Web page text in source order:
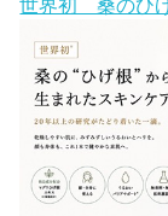
世界初 桑のひ